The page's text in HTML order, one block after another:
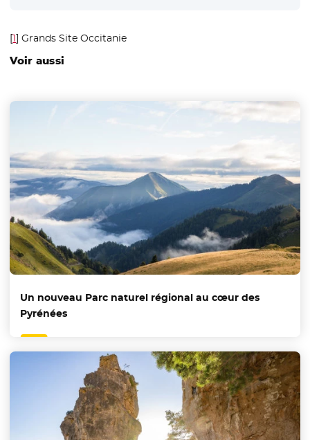
[1]Grands Site Occitanie
Voir aussi
Un nouveau Parc naturel régional au cœur des
Pyrénées